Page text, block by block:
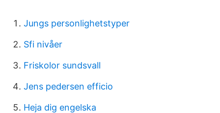
Jungs personlighetstyper
Sfi nivåer
Friskolor sundsvall
Jens pedersen efficio
Heja dig engelska